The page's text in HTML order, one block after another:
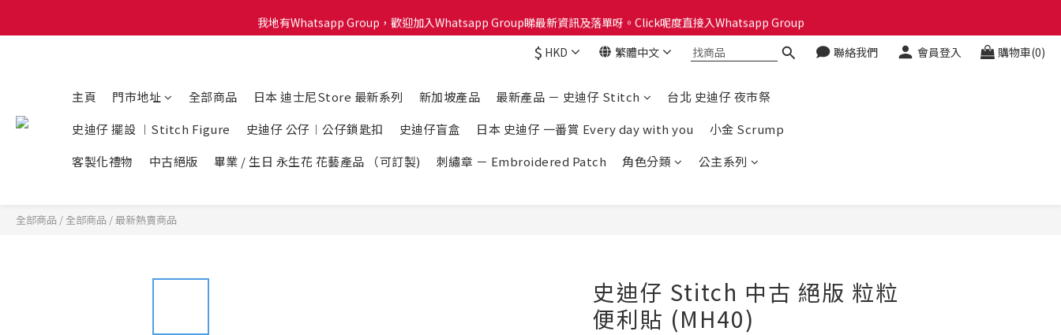
會員積分計劃已啟動！每買 $1蚊可以得1分換禮品喔！Click呢度睇下有咩換購！🎁🎄
我地有Whatsapp Group，歡迎加入Whatsapp Group睇最新資訊及落單呀。Click呢度直接入Whatsapp Group
會員積分計劃已啟動！每買 $1蚊可以得1分換禮品喔！Click呢度睇下有咩換購！🎁🎄
$ HKD 繁體中文 聯絡我們 會員登入 購物車(0)
主頁 門市地址 全部商品 日本 迪士尼Store 最新系列 新加坡產品 最新產品 － 史迪仔 Stitch
台北 史迪仔 夜市祭
史迪仔 擺設 ︱Stitch Figure
史迪仔 公仔︱公仔鎖匙扣 史迪仔盲盒 日本 史迪仔 一番賞 Every day with you
小金 Scrump
客製化禮物
中古絕版 畢業 / 生日 永生花 花藝產品 （可訂製) 刺繡章 － Embroidered Patch 角色分類 公主系列
全部商品 / 全部商品 /最新熱賣商品
史迪仔 Stitch 中古 絕版 粒粒
便利貼 (MH40)